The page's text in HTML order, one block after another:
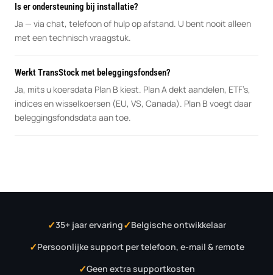
Is er ondersteuning bij installatie?
Ja — via chat, telefoon of hulp op afstand. U bent nooit alleen
met een technisch vraagstuk.
Werkt TransStock met beleggingsfondsen?
Ja, mits u koersdata Plan B kiest. Plan A dekt aandelen, ETF’s,
indices en wisselkoersen (EU, VS, Canada). Plan B voegt daar
beleggingsfondsdata aan toe.
35+ jaar ervaring
Belgische ontwikkelaar
Persoonlijke support per telefoon, e-mail & remote
Geen extra supportkosten